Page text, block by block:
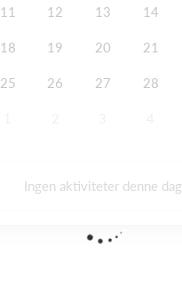
11 12 13 14
18 19 20 21
25 26 27 28
Ingen aktiviteter denne dag